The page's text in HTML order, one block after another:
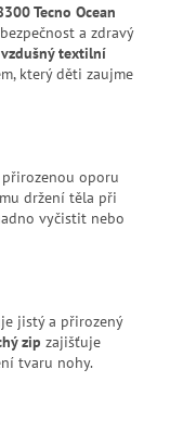
Tecno Ocean
a zdravý
textilní
který děti zaujme
oporu
držení těla při
vyčistit nebo
jistý a přirozený
zip zajišťuje
tvaru nohy.